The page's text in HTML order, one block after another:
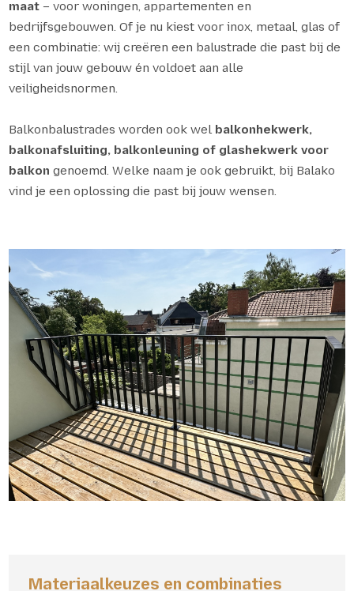
maat – voor woningen, appartementen en
bedrijfsgebouwen. Of je nu kiest voor inox, metaal, glas of
een combinatie: wij creëren een balustrade die past bij de
stijl van jouw gebouw én voldoet aan alle
veiligheidsnormen.
Balkonbalustrades worden ook wel balkonhekwerk,
balkonafsluiting, balkonleuning of glashekwerk voor
balkon genoemd. Welke naam je ook gebruikt, bij Balako
vind je een oplossing die past bij jouw wensen.
Materiaalkeuzes en combinaties